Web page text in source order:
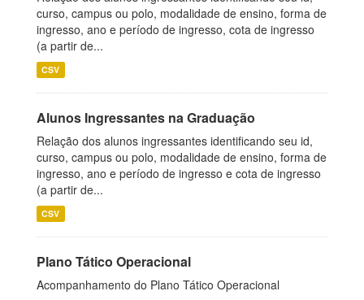
curso, campus ou polo, modalidade de ensino, forma de
ingresso, ano e período de ingresso, cota de ingresso
(a partir de...
CSV
Alunos Ingressantes na Graduação
Relação dos alunos ingressantes identificando seu id,
curso, campus ou polo, modalidade de ensino, forma de
ingresso, ano e período de ingresso e cota de ingresso
(a partir de...
CSV
Plano Tático Operacional
Acompanhamento do Plano Tático Operacional